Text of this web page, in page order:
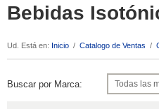
Bebidas
Ud. Está en: Inicio / Catalogo de Ventas /
Buscar por Marca: